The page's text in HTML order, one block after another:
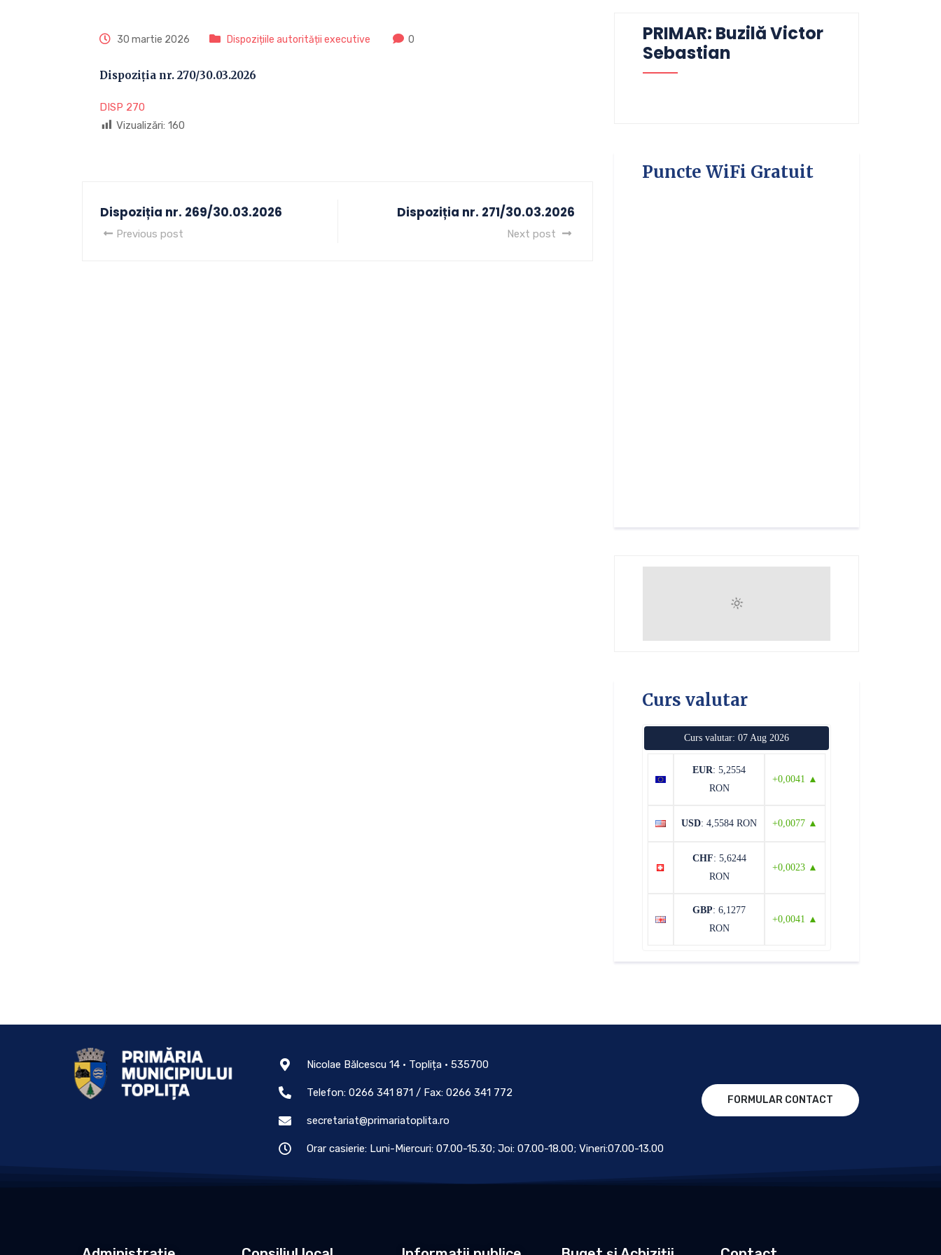
30 martie 2026 Dispozițiile autorității executive 0
Dispoziția nr. 270/30.03.2026
DISP 270
Vizualizări: 160
Dispoziția nr. 269/30.03.2026
Previous post
Dispoziția nr. 271/30.03.2026
Next post
PRIMAR: Buzilă Victor
Sebastian
Puncte WiFi Gratuit
Curs valutar
Curs valutar: 07 Aug 2026
EUR: 5,2554
RON
+0,0041 ▲
USD: 4,5584 RON +0,0077 ▲
CHF: 5,6244
RON
+0,0023 ▲
GBP: 6,1277
RON
+0,0041 ▲
Nicolae Bălcescu 14 • Toplița • 535700
Telefon: 0266 341 871 / Fax: 0266 341 772
secretariat@primariatoplita.ro
Orar casierie: Luni-Miercuri: 07.00-15.30; Joi: 07.00-18.00; Vineri:07.00-13.00
FORMULAR CONTACT